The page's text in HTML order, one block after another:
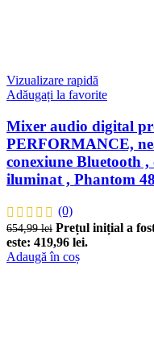
Vizualizare rapidă
Adăugați la favorite
Mixer audio digital
PERFORMANCE,
conexiune Bluetooth
iluminat , Phantom
(0)
654,99lei Prețul inițial a
este: 419,96 lei.
Adaugă în coș